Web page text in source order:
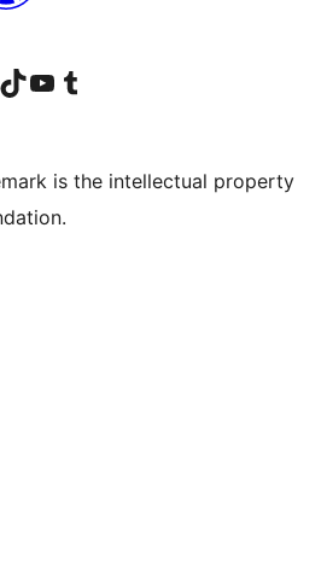
LinkedIn kontu
Apmeklējiet mūsu TikTok kontu
Apmeklējiet mūsu YouTube kanālu
Apmeklējiet mūsu Tumblr kontu
is the intellectual property